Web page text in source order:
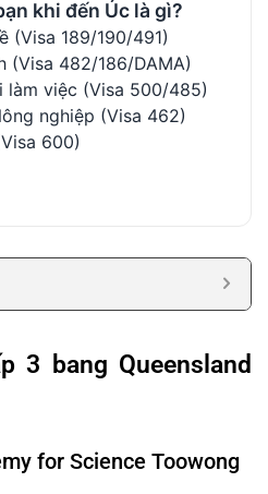
khi đến Úc là gì?
(Visa 189/190/491)
(Visa 482/186/DAMA)
làm việc (Visa 500/485)
nghiệp (Visa 462)
600)
3 bang Queensland
for Science Toowong